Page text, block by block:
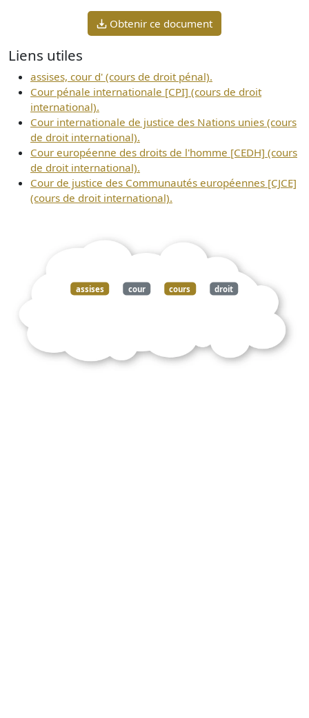
Obtenir ce document
Liens utiles
assises, cour d' (cours de droit pénal).
Cour pénale internationale [CPI] (cours de droit
international).
Cour internationale de justice des Nations unies (cours
de droit international).
Cour européenne des droits de l'homme [CEDH] (cours
de droit international).
Cour de justice des Communautés européennes [CJCE]
(cours de droit international).
assises cour cours droit